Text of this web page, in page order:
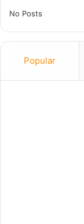
No Posts
Popular